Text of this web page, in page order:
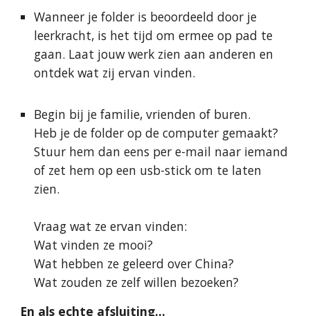
Wanneer je folder is beoordeeld door je
leerkracht, is het tijd om ermee op pad te
gaan. Laat jouw werk zien aan anderen en
ontdek wat zij ervan vinden.
Begin bij je familie, vrienden of buren.
Heb je de folder op de computer gemaakt?
Stuur hem dan eens per e-mail naar iemand
of zet hem op een usb-stick om te laten
zien.
Vraag wat ze ervan vinden:
Wat vinden ze mooi?
Wat hebben ze geleerd over China?
Wat zouden ze zelf willen bezoeken?
En als echte afsluiting…